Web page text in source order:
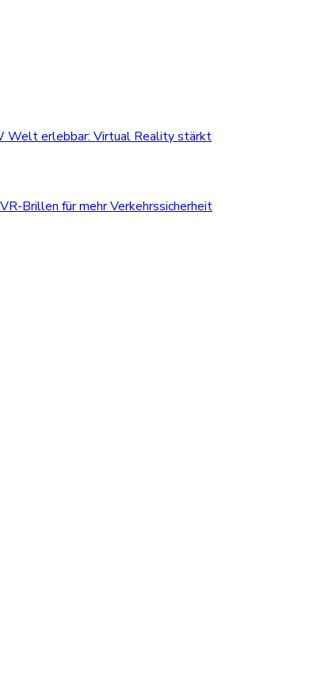
Welt erlebbar: Virtual Reality stärkt
Brillen für mehr Verkehrssicherheit